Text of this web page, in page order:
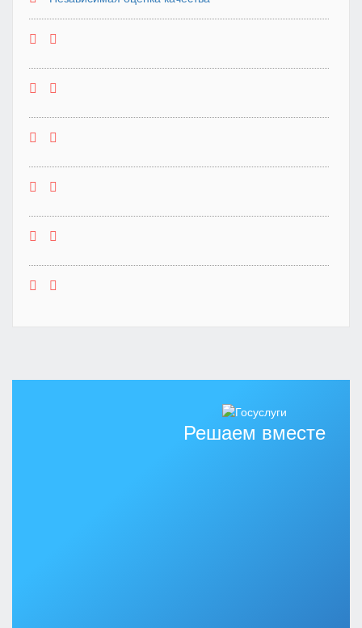
Решаем вместе